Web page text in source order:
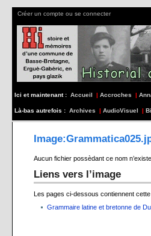
Créer un compte ou se connecter
Ici et maintenant : Accueil | Accroches |
Là-bas autrefois : Archives | AudioVisuel |
Aucun fichier possèdant ce nom
Liens vers l’image
Les pages ci-dessous contiennent cette
Grammaire latine et bretonne de